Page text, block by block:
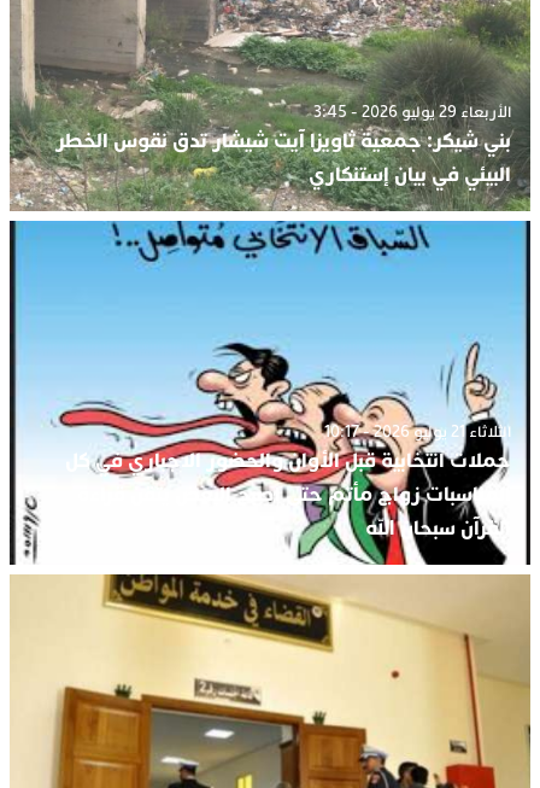
الأربعاء 29 يوليو 2026 - 3:45
بني شيكر: جمعية ثاويزا آيت شيشار تدق نقوس الخطر
البيئي في بيان إستنكاري
الثلاثاء 21 يوليو 2026 - 10:17
حملات انتخابية قبل الأوان والحضور الاجباري في كل
المناسبات زواج مأتم حتى اصبح البعض يتقن قراءة
القرآن سبحان الله